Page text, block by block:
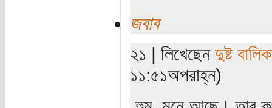
জবাব
২১ | লিখেছেনদুষ্ট
১১:৫১অপরাহ্ন)